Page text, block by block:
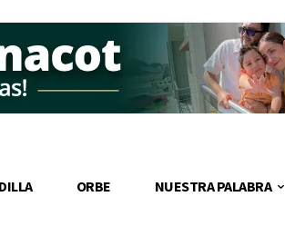
ORBE NUESTRA PALABRA